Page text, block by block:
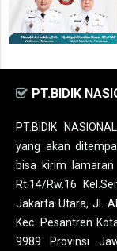
PT.BIDIK
PT.BIDIK
yang akan
bisa kirim
Rt.14/Rw.16
Jakarta Utara, Jl.
Kec. Pesantren
9989 Provinsi